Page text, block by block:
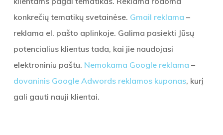
konkrečių tematikų svetainėse. Gmail reklama –
reklama el. pašto aplinkoje. Galima pasiekti Jūsų
potencialius klientus tada, kai jie naudojasi
elektroniniu paštu. Nemokama Google reklama –
dovaninis Google Adwords reklamos kuponas, kurį
gali gauti nauji klientai.